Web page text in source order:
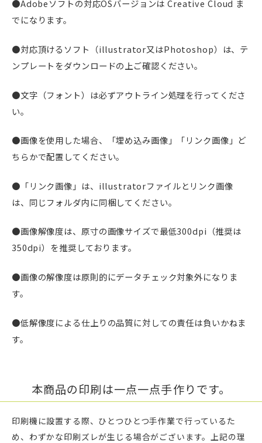
●Adobeソフトの対応OSバージョンは Creative Cloud ま
でになります。
●対応頂けるソフト（illustrator又はPhotoshop）は、テ
ンプレートをダウンロードの上ご確認ください。
●文字（フォント）は必ずアウトライン処理を行ってくださ
い。
●画像を使用した場合、「埋め込み画像」「リンク画像」ど
ちらかで配置してください。
●「リンク画像」は、illustratorファイルとリンク画像
は、同じフォルダ内に同梱してください。
●画像解像度は、原寸の画像サイズで最低300dpi（推奨は
350dpi）を推奨しております。
●画像の解像度は原則的にデータチェック対象外になりま
す。
●低解像度による仕上りの品質に対しての責任は負いかねま
す。
本商品の印刷は一点一点手作りです。
印刷機に設置する際、ひとつひとつ手作業で行っているた
め、わずかな印刷ズレが生じる場合がございます。上記の理